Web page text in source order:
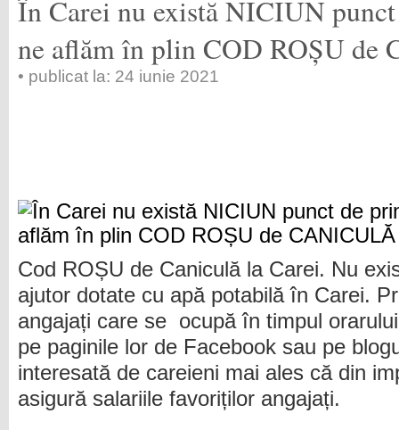
În Carei nu există NICIUN
ne aflăm în plin COD ROȘU de
• publicat la: 24 iunie 2021
Cod ROȘU de Caniculă la Carei. Nu
ajutor dotate cu apă potabilă în Carei.
angajați care se ocupă în timpul
pe paginile lor de Facebook sau pe
interesată de careieni mai ales că din
asigură salariile favoriților angajați.